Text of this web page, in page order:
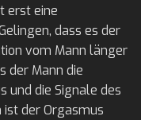
erst eine
dass es der
vom Mann länger
der Mann die
und die Signale des
ist der Orgasmus